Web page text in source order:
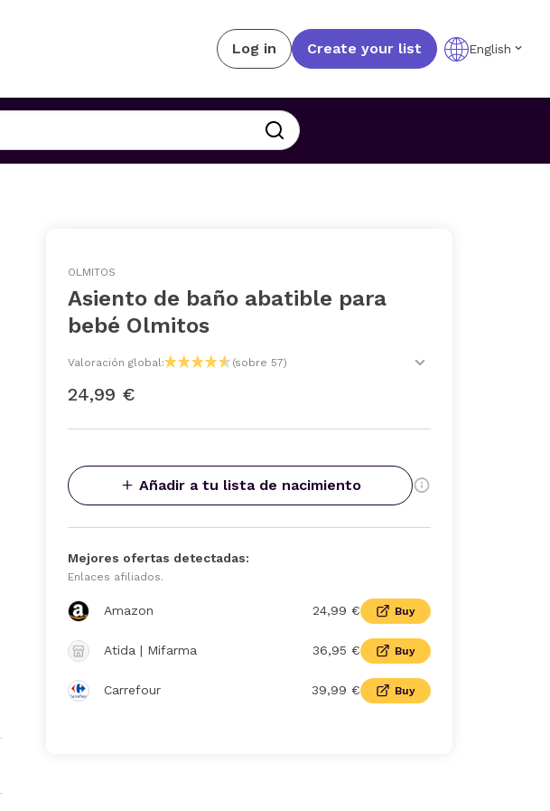
Log in Create your list English
OLMITOS
Asiento de baño abatible para
bebé Olmitos
Valoración global: (sobre 57)
24,99 €
Añadir a tu lista de nacimiento
Mejores ofertas detectadas:
Enlaces afiliados.
Amazon 24,99 € Buy
Atida | Mifarma 36,95 € Buy
Carrefour 39,99 € Buy